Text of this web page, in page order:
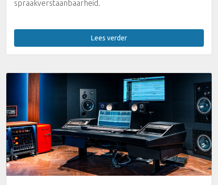
spraakverstaanbaarheid.
Lees verder